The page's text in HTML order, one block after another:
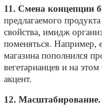
11. Смена концепции
предлагаемого
свойства, имидж
поменяться. Например,
магазина пополнился
вегетарианцев и на
акцент.
12. Масштабирование.